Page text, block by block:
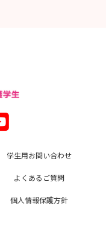
学生用お問い合わせ
よくあるご質問
個人情報保護方針